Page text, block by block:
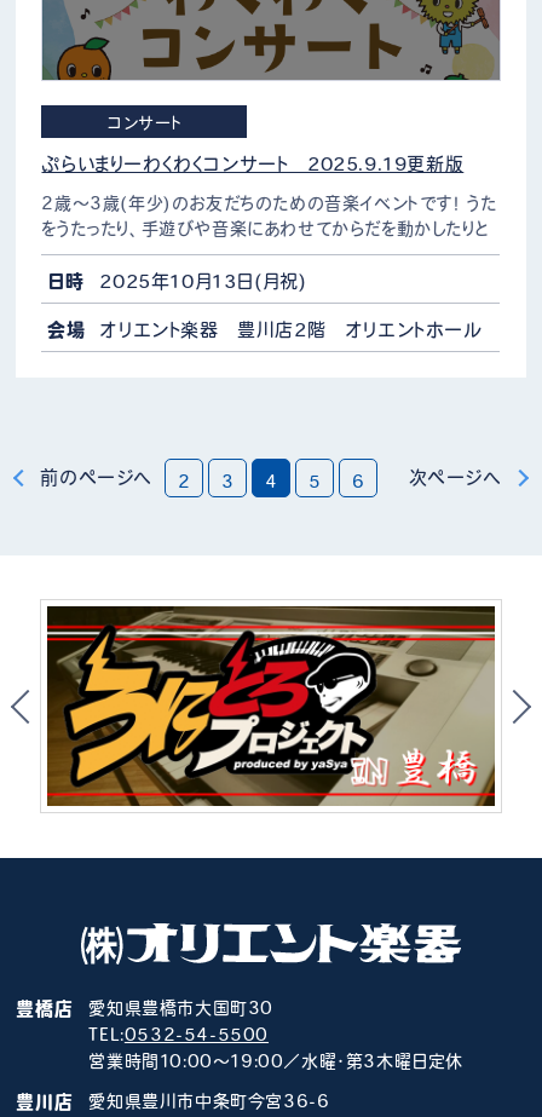
コンサート
ぷらいまりーわくわくコンサート 2025.9.19更新版
2歳～3歳(年少)のお友だちのための音楽イベントです！ うた
をうたったり、手遊びや音楽にあわせてからだを動かしたりと
親子で一緒に楽しめるコンサートを開催いたします。 好評に
つき新たに ②11：10～11：40 の時間を…
日時 2025年10月13日(月祝)
会場 オリエント楽器 豊川店2階 オリエントホール
前のページへ 2 3 4 5 6 次ページへ
豊橋店
愛知県豊橋市大国町30
TEL:0532-54-5500
営業時間10:00～19:00／水曜･第3木曜日定休
豊川店
愛知県豊川市中条町今宮36-6